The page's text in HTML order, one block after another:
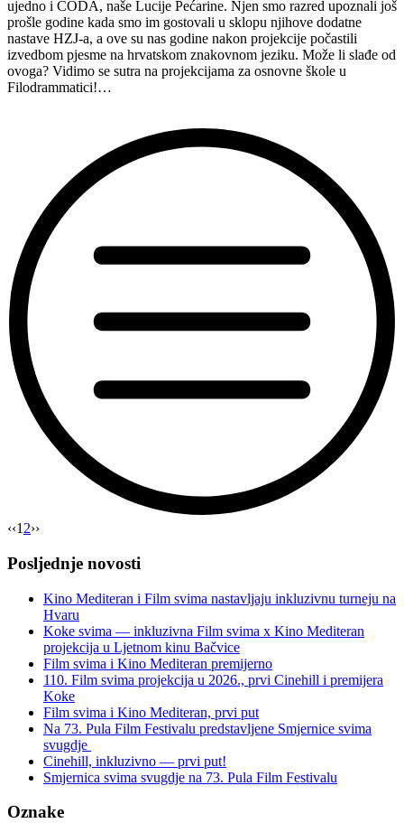
ujedno i CODA, naše Lucije Pećarine. Njen smo razred upoznali još
prošle godine kada smo im gostovali u sklopu njihove dodatne
nastave HZJ-a, a ove su nas godine nakon projekcije počastili
izvedbom pjesme na hrvatskom znakovnom jeziku. Može li slađe od
ovoga? Vidimo se sutra na projekcijama za osnovne škole u
Filodrammatici!…
“Film
2024
počeo!”
‹‹1 2››
Posljednje novosti
Kino Mediteran i Film svima nastavljaju inkluzivnu turneju na
Hvaru
Koke svima — inkluzivna Film svima x Kino Mediteran
projekcija u Ljetnom kinu Bačvice
Film svima i Kino Mediteran premijerno
110. Film svima projekcija u 2026., prvi Cinehill i premijera
Koke
Film svima i Kino Mediteran, prvi put
Na 73. Pula Film Festivalu predstavljene Smjernice svima
svugdje
Cinehill, inkluzivno — prvi put!
Smjernica svima svugdje na 73. Pula Film Festivalu
Oznake